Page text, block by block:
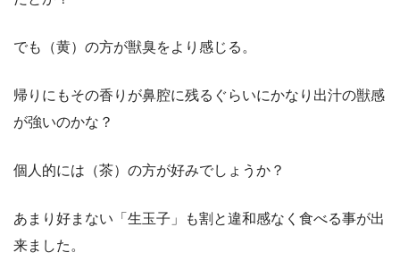
でも（黄）の方が獣臭をより感じる。
帰りにもその香りが鼻腔に残るぐらいにかなり出汁の獣感
が強いのかな？
個人的には（茶）の方が好みでしょうか？
あまり好まない「生玉子」も割と違和感なく食べる事が出
来ました。